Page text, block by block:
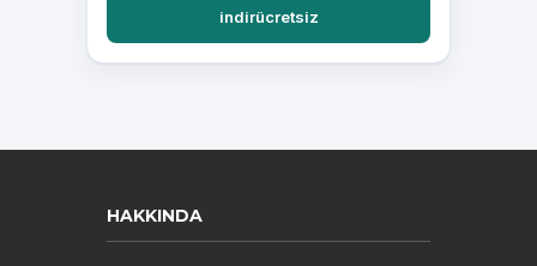
indirücretsiz
HAKKINDA